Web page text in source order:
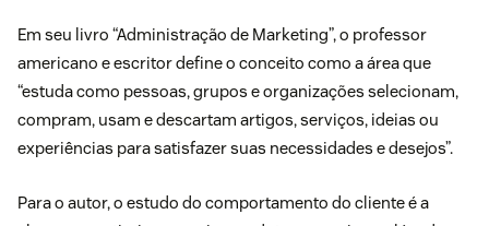
Em seu livro “Administração de Marketing”, o professor
americano e escritor define o conceito como a área que
“estuda como pessoas, grupos e organizações selecionam,
compram, usam e descartam artigos, serviços, ideias ou
experiências para satisfazer suas necessidades e desejos”.
Para o autor, o estudo do comportamento do cliente é a